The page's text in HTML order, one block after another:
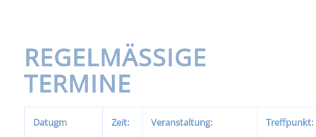
REGELMÄSSIGE T
ERMINE
Datugm Zeit: Veranstaltung: Treffpunkt: